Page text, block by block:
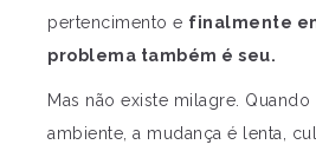
pertencimento e finalmente
problema também é seu.
Mas não existe milagre.
ambiente, a mudança é lenta,